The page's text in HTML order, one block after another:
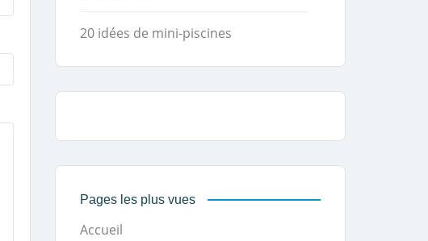
20 idées de mini-piscines
Pages les plus vues
Accueil